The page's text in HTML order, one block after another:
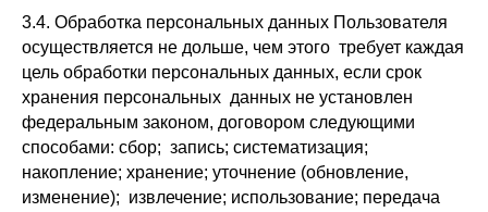
3.4. Обработка персональных данных Пользователя
осуществляется не дольше, чем этого требует каждая
цель обработки персональных данных, если срок
хранения персональных данных не установлен
федеральным законом, договором следующими
способами: сбор; запись; систематизация;
накопление; хранение; уточнение (обновление,
изменение); извлечение; использование; передача